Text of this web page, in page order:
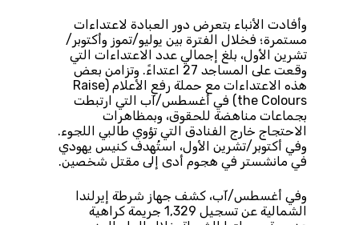
وأفادت الأنباء بتعرض دور العبادة لاعتداءات
مستمرة؛ فخلال الفترة بين يوليو/تموز وأكتوبر/
تشرين الأول، بلغ إجمالي عدد الاعتداءات التي
وقعت على المساجد 27 اعتداءً. وتزامن بعض
هذه الاعتداءات مع حملة رفع الأعلام (Raise
the Colours) في أغسطس/آب التي ارتبطت
بجماعات مناهضة للحقوق، وبمظاهرات
الاحتجاج خارج الفنادق التي تؤوي طالبي اللجوء.
وفي أكتوبر/تشرين الأول، استُهدف كنيس يهودي
في مانشستر في هجوم أدى إلى مقتل شخصين.
وفي أغسطس/آب، كشف جهاز شرطة إيرلندا
الشمالية عن تسجيل 1,329 جريمة كراهية